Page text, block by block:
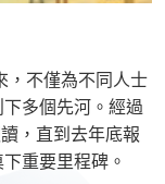
，不僅為不同人士
多個先河。經過
，直到去年底報
重要里程碑。